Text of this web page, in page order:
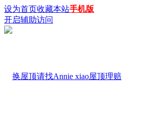
设为首页收藏本站手机版
开启辅助访问